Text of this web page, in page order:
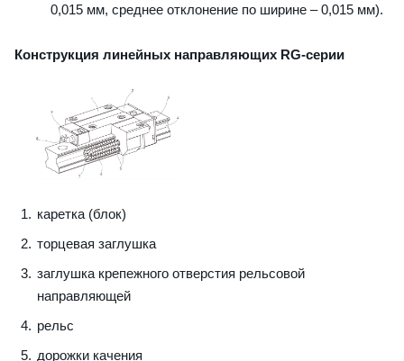
0,015 мм, среднее отклонение по ширине – 0,015 мм).
Конструкция линейных направляющих RG-серии
каретка (блок)
торцевая заглушка
заглушка крепежного отверстия рельсовой
направляющей
рельс
дорожки качения